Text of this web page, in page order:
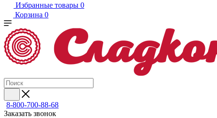
Избранные товары 0
Корзина 0
8-800-700-88-68
Заказать звонок